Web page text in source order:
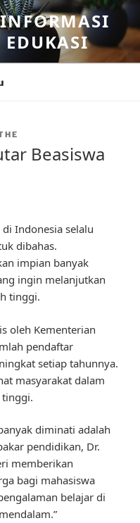
EDUKASI
Beasiswa
Indonesia selalu
dibahas.
impian banyak
ingin melanjutkan
tinggi.
oleh Kementerian
pendaftar
setiap tahunnya.
masyarakat dalam
tinggi.
diminati adalah
pendidikan, Dr.
memberikan
bagi mahasiswa
belajar di